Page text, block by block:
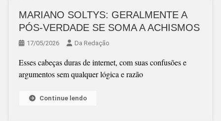
MARIANO SOLTYS: GERALMENTE A
PÓS-VERDADE SE SOMA A ACHISMOS
17/05/2026 Da Redação
Esses cabeças duras de internet, com suas confusões e
argumentos sem qualquer lógica e razão
Continue lendo